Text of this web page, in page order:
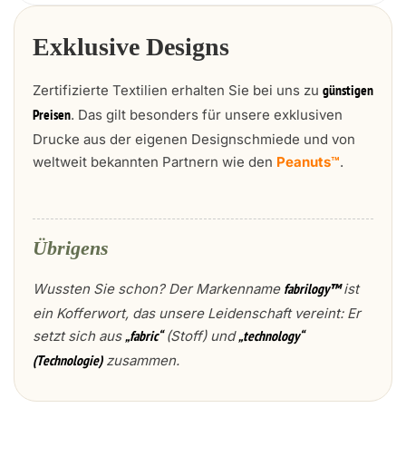
Exklusive Designs
Zertifizierte Textilien erhalten Sie bei uns zu günstigen
Preisen. Das gilt besonders für unsere exklusiven
Drucke aus der eigenen Designschmiede und von
weltweit bekannten Partnern wie den Peanuts™.
Übrigens
Wussten Sie schon? Der Markenname fabrilogy™ist
ein Kofferwort, das unsere Leidenschaft vereint: Er
setzt sich aus„fabric“(Stoff) und„technology“
(Technologie)zusammen.